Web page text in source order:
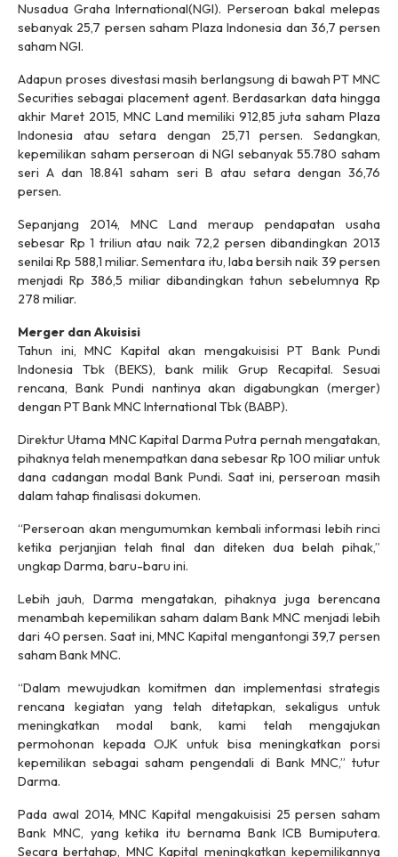
Nusadua Graha International(NGI). Perseroan bakal melepas
sebanyak 25,7 persen saham Plaza Indonesia dan 36,7 persen
saham NGI.
Adapun proses divestasi masih berlangsung di bawah PT MNC
Securities sebagai placement agent. Berdasarkan data hingga
akhir Maret 2015, MNC Land memiliki 912,85 juta saham Plaza
Indonesia atau setara dengan 25,71 persen. Sedangkan,
kepemilikan saham perseroan di NGI sebanyak 55.780 saham
seri A dan 18.841 saham seri B atau setara dengan 36,76
persen.
Sepanjang 2014, MNC Land meraup pendapatan usaha
sebesar Rp 1 triliun atau naik 72,2 persen dibandingkan 2013
senilai Rp 588,1 miliar. Sementara itu, laba bersih naik 39 persen
menjadi Rp 386,5 miliar dibandingkan tahun sebelumnya Rp
278 miliar.
Merger dan Akuisisi
Tahun ini, MNC Kapital akan mengakuisisi PT Bank Pundi
Indonesia Tbk (BEKS), bank milik Grup Recapital. Sesuai
rencana, Bank Pundi nantinya akan digabungkan (merger)
dengan PT Bank MNC International Tbk (BABP).
Direktur Utama MNC Kapital Darma Putra pernah mengatakan,
pihaknya telah menempatkan dana sebesar Rp 100 miliar untuk
dana cadangan modal Bank Pundi. Saat ini, perseroan masih
dalam tahap finalisasi dokumen.
“Perseroan akan mengumumkan kembali informasi lebih rinci
ketika perjanjian telah final dan diteken dua belah pihak,”
ungkap Darma, baru-baru ini.
Lebih jauh, Darma mengatakan, pihaknya juga berencana
menambah kepemilikan saham dalam Bank MNC menjadi lebih
dari 40 persen. Saat ini, MNC Kapital mengantongi 39,7 persen
saham Bank MNC.
“Dalam mewujudkan komitmen dan implementasi strategis
rencana kegiatan yang telah ditetapkan, sekaligus untuk
meningkatkan modal bank, kami telah mengajukan
permohonan kepada OJK untuk bisa meningkatkan porsi
kepemilikan sebagai saham pengendali di Bank MNC,” tutur
Darma.
Pada awal 2014, MNC Kapital mengakuisisi 25 persen saham
Bank MNC, yang ketika itu bernama Bank ICB Bumiputera.
Secara bertahap, MNC Kapital meningkatkan kepemilikannya